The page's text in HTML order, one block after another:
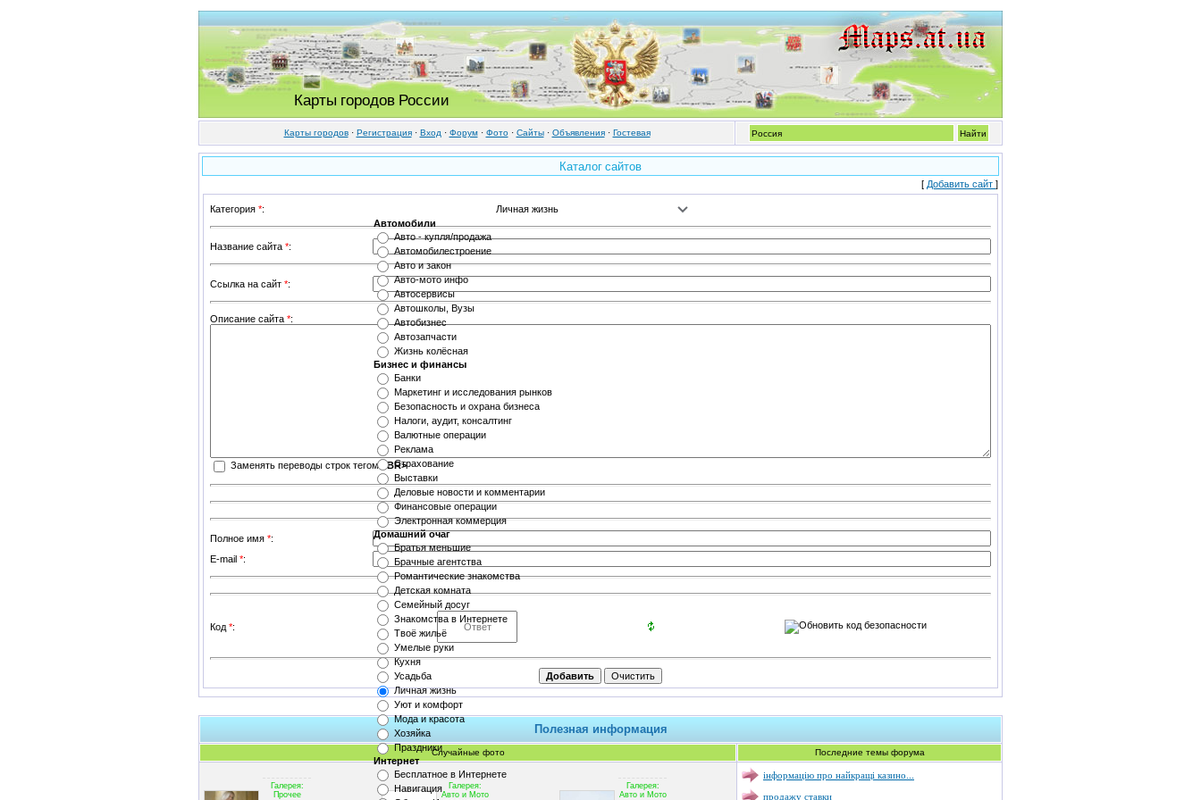
Карты городов России
Карты городов· Регистрация· Вход · Форум· Фото· Cайты· Объявления· Гостевая
Каталог сайтов
[ Добавить сайт ]
Категория *:
Автомобили
Авто - купля/продажа
Автомобилестроение
Авто и закон
Авто-мото инфо
Автосервисы
Автошколы, Вузы
Автобизнес
Автозапчасти
Жизнь колёсная
Бизнес и финансы
Банки
Маркетинг и исследования рынков
Безопасность и охрана бизнеса
Налоги, аудит, консалтинг
Валютные операции
Реклама
Страхование
Выставки
Деловые новости и комментарии
Финансовые операции
Электронная коммерция
Домашний очаг
Братья меньшие
Брачные агентства
Романтические знакомства
Детская комната
Семейный досуг
Знакомства в Интернете
Твоё жильё
Умелые руки
Кухня
Усадьба
Личная жизнь
Уют и комфорт
Мода и красота
Хозяйка
Праздники
Интернет
Бесплатное в Интернете
Навигация
Название сайта *:
Ссылка на сайт *:
Описание сайта *:
Заменять переводы строк тегом <BR>
Полное имя *:
E-mail *:
Код *:
Полезная информация
Случайные фото Последние темы форума
Галерея:
Прочее
Галерея:
Авто и Мото
Галерея:
Авто и Мото
інформацію про найкращі казино...
продажу ставки